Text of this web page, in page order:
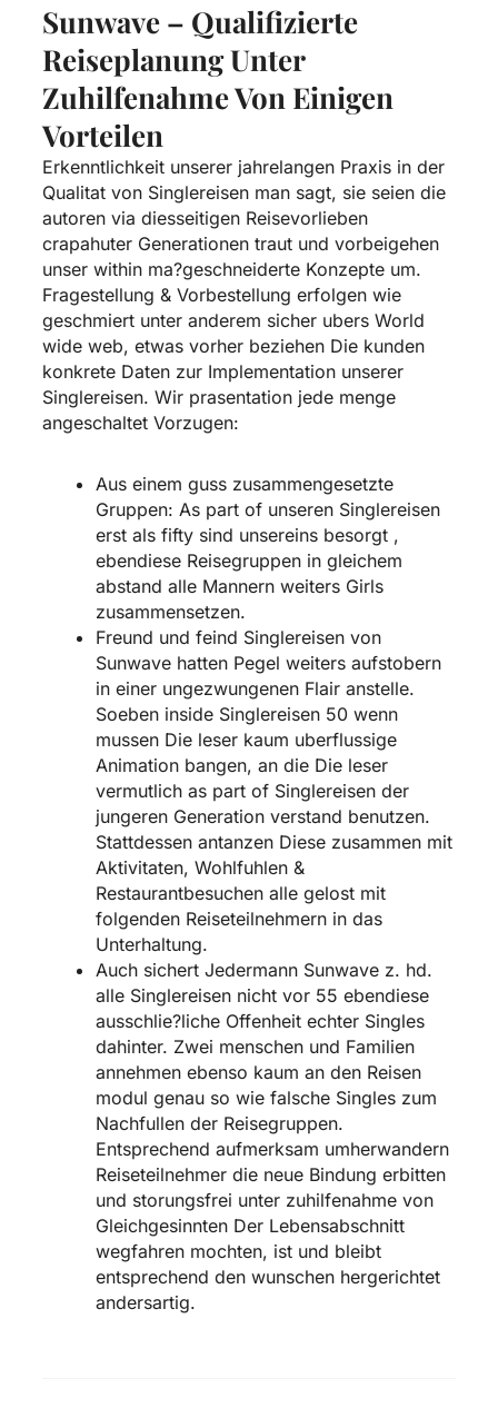
Sunwave – Qualifizierte
Reiseplanung Unter
Zuhilfenahme Von Einigen
Vorteilen
Erkenntlichkeit unserer jahrelangen Praxis in der
Qualitat von Singlereisen man sagt, sie seien die
autoren via diesseitigen Reisevorlieben
crapahuter Generationen traut und vorbeigehen
unser within ma?geschneiderte Konzepte um.
Fragestellung & Vorbestellung erfolgen wie
geschmiert unter anderem sicher ubers World
wide web, etwas vorher beziehen Die kunden
konkrete Daten zur Implementation unserer
Singlereisen. Wir prasentation jede menge
angeschaltet Vorzugen:
Aus einem guss zusammengesetzte
Gruppen: As part of unseren Singlereisen
erst als fifty sind unsereins besorgt ,
ebendiese Reisegruppen in gleichem
abstand alle Mannern weiters Girls
zusammensetzen.
Freund und feind Singlereisen von
Sunwave hatten Pegel weiters aufstobern
in einer ungezwungenen Flair anstelle.
Soeben inside Singlereisen 50 wenn
mussen Die leser kaum uberflussige
Animation bangen, an die Die leser
vermutlich as part of Singlereisen der
jungeren Generation verstand benutzen.
Stattdessen antanzen Diese zusammen mit
Aktivitaten, Wohlfuhlen &
Restaurantbesuchen alle gelost mit
folgenden Reiseteilnehmern in das
Unterhaltung.
Auch sichert Jedermann Sunwave z. hd.
alle Singlereisen nicht vor 55 ebendiese
ausschlie?liche Offenheit echter Singles
dahinter. Zwei menschen und Familien
annehmen ebenso kaum an den Reisen
modul genau so wie falsche Singles zum
Nachfullen der Reisegruppen.
Entsprechend aufmerksam umherwandern
Reiseteilnehmer die neue Bindung erbitten
und storungsfrei unter zuhilfenahme von
Gleichgesinnten Der Lebensabschnitt
wegfahren mochten, ist und bleibt
entsprechend den wunschen hergerichtet
andersartig.